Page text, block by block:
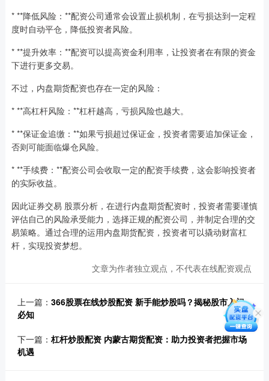
* **降低风险：**配资公司通常会设置止损机制，在亏损达到一定程
度时自动平仓，降低投资者风险。
* **提升效率：**配资可以提高资金利用率，让投资者在有限的资金
下进行更多交易。
不过，内盘期货配资也存在一定的风险：
* **高杠杆风险：**杠杆越高，亏损风险也越大。
* **保证金追缴：**如果亏损超过保证金，投资者需要追加保证金，
否则可能面临爆仓风险。
* **手续费：**配资公司会收取一定的配资手续费，这会影响投资者
的实际收益。
因此证券交易 股票分析，在进行内盘期货配资时，投资者需要谨慎
评估自己的风险承受能力，选择正规的配资公司，并制定合理的交
易策略。通过合理的运用内盘期货配资，投资者可以撬动财富杠
杆，实现投资梦想。
文章为作者独立观点，不代表在线配资观点
上一篇： 366股票在线炒股配资 新手能炒股吗？揭秘股市入门
必知
下一篇： 杠杆炒股配资 内蒙古期货配资：助力投资者把握市场
机遇